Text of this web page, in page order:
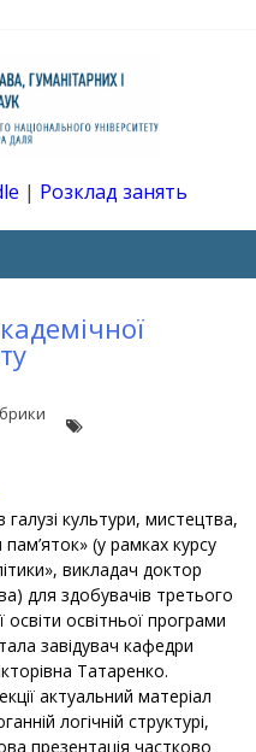
І
| Розклад занять
культури, мистецтва,
(у рамках курсу
викладач доктор
для здобувачів третього
освітньої програми
завідувач кафедри
Татаренко.
актуальний матеріал
логічній структурі,
презентація частково